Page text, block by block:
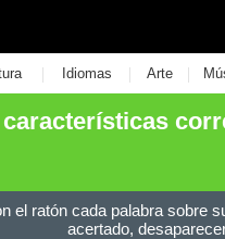
| Idiomas | Arte |
el ratón cada palabra sobre
acertado,